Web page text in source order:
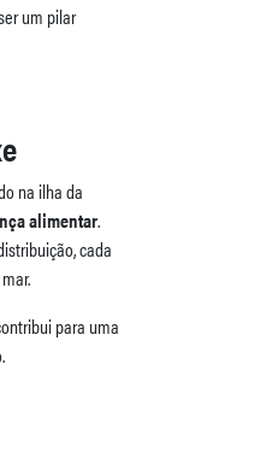
um pilar
na ilha da
alimentar.
cada
para uma